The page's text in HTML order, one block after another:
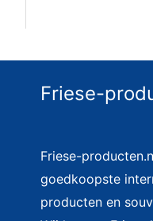
Friese-
Friese-
goedkoopste
producten en